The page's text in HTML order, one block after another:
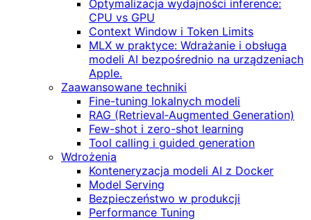
Optymalizacja wydajności inference:
CPU vs GPU
Context Window i Token Limits
MLX w praktyce: Wdrażanie i obsługa
modeli AI bezpośrednio na urządzeniach
Apple.
Zaawansowane techniki
Fine-tuning lokalnych modeli
RAG (Retrieval‑Augmented Generation)
Few-shot i zero-shot learning
Tool calling i guided generation
Wdrożenia
Konteneryzacja modeli AI z Docker
Model Serving
Bezpieczeństwo w produkcji
Performance Tuning